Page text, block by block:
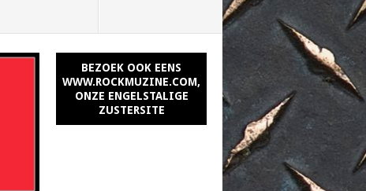
BEZOEK OOK EENS
WWW.ROCKMUZINE.COM,
ONZE ENGELSTALIGE
ZUSTERSITE